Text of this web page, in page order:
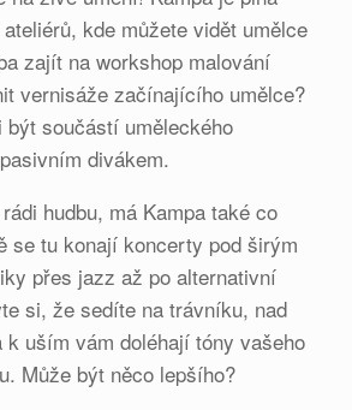
kde můžete vidět umělce
zajít na workshop malování
vernisáže začínajícího umělce?
být součástí uměleckého
divákem.
hudbu, má Kampa také co
se tu konají koncerty pod širým
přes jazz až po alternativní
si, že sedíte na trávníku, nad
k uším vám doléhají tóny vašeho
Může být něco lepšího?